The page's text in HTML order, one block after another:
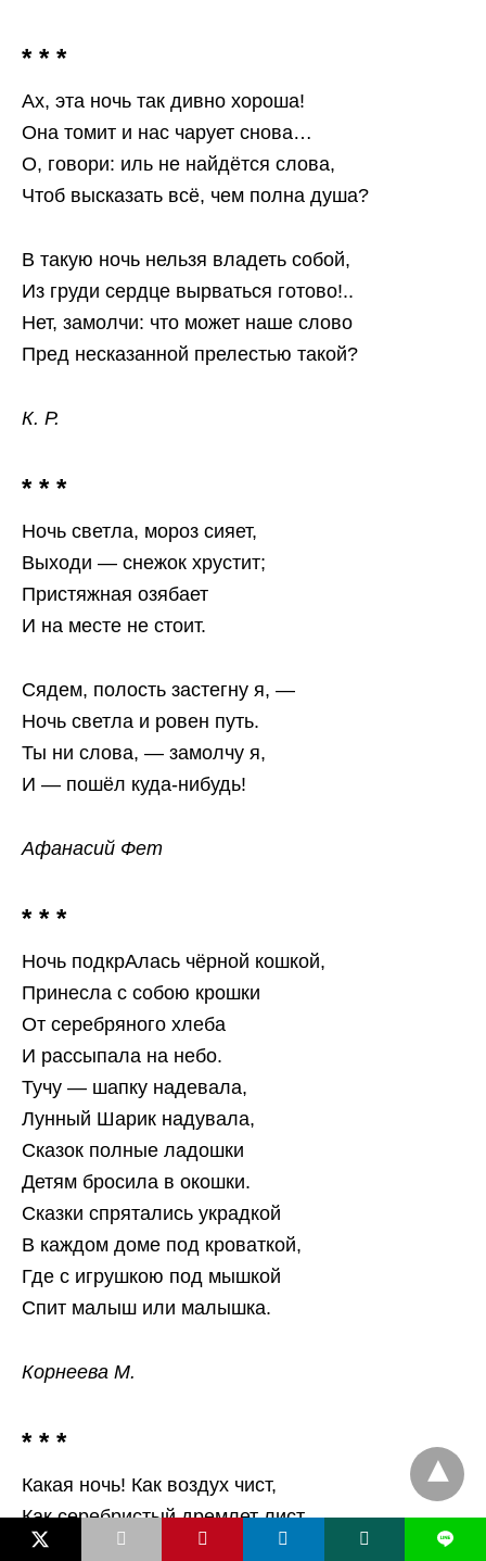
* * *
Ах, эта ночь так дивно хороша!
Она томит и нас чарует снова…
‎О, говори: иль не найдётся слова,
‎Чтоб высказать всё, чем полна душа?
В такую ночь нельзя владеть собой,
Из груди сердце вырваться готово!..
‎Нет, замолчи: что может наше слово
‎Пред несказанной прелестью такой?
К. Р.
* * *
Ночь светла, мороз сияет,
Выходи — снежок хрустит;
Пристяжная озябает
И на месте не стоит.
Сядем, полость застегну я, —
Ночь светла и ровен путь.
Ты ни слова, — замолчу я,
И — пошёл куда-нибудь!
Афанасий Фет
* * *
Ночь подкрАлась чёрной кошкой,
Принесла с собою крошки
От серебряного хлеба
И рассыпала на небо.
Тучу — шапку надевала,
Лунный Шарик надувала,
Сказок полные ладошки
Детям бросила в окошки.
Сказки спрятались украдкой
В каждом доме под кроваткой,
Где с игрушкою под мышкой
Спит малыш или малышка.
Корнеева М.
* * *
Какая ночь! Как воздух чист,
Как серебристый дремлет лист,
Как тень черна прибрежных ив,
L